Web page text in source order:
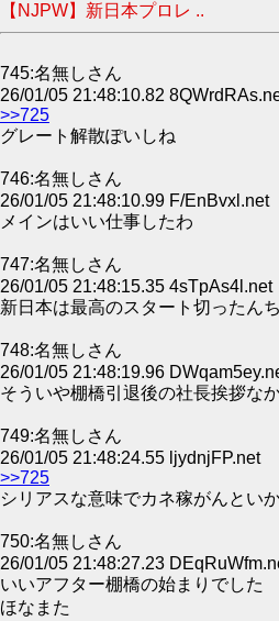
【NJPW】新日本プロレ ..
745:名無しさん
26/01/05 21:48:10.82
>>725
グレート解散ぽいしね
746:名無しさん
26/01/05 21:48:10.99 F/EnBvxl.net
メインはいい仕事したわ
747:名無しさん
26/01/05 21:48:15.35 4sTpAs4l.net
新日本は最高のスタート切ったん
748:名無しさん
26/01/05 21:48:19.96
そういや棚橋引退後の社長挨拶な
749:名無しさん
26/01/05 21:48:24.55 ljydnjFP.net
>>725
シリアスな意味でカネ稼がんとい
750:名無しさん
26/01/05 21:48:27.23
いいアフター棚橋の始まりでした
ほなまた